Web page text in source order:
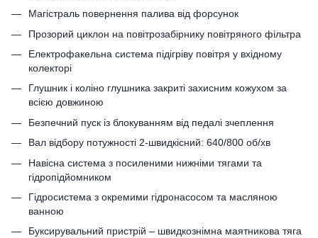
Магістраль повернення палива від форсунок
Прозорий циклон на повітрозабірнику повітряного фільтра
Електрофакельна система підігріву повітря у вхідному
колекторі
Глушник і коліно глушника закриті захисним кожухом за
всією довжиною
Безпечний пуск із блокуванням від педалі зчеплення
Вал відбору потужності 2-швидкісний: 640/800 об/хв
Навісна система з посиленими нижніми тягами та
гідропідйомником
Гідросистема з окремими гідронасосом та масляною
ванною
Буксирувальний пристрій – швидкознімна маятникова тяга